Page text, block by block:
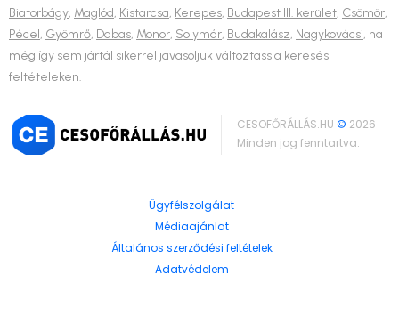
Biatorbágy, Maglód, Kistarcsa, Kerepes, Budapest III. kerület, Csömör,
Pécel, Gyömrő, Dabas, Monor, Solymár, Budakalász, Nagykovácsi, ha
még így sem jártál sikerrel javasoljuk változtass a keresési
feltételeken.
CESOFŐRÁLLÁS.HU© 2026
Minden jog fenntartva.
Ügyfélszolgálat
Médiaajánlat
Általános szerződési feltételek
Adatvédelem